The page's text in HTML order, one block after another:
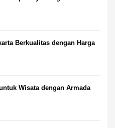
Berkualitas dengan Harga
Wisata dengan Armada